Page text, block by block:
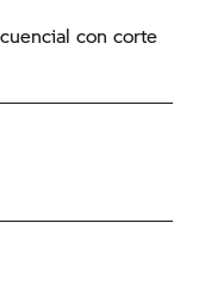
con corte